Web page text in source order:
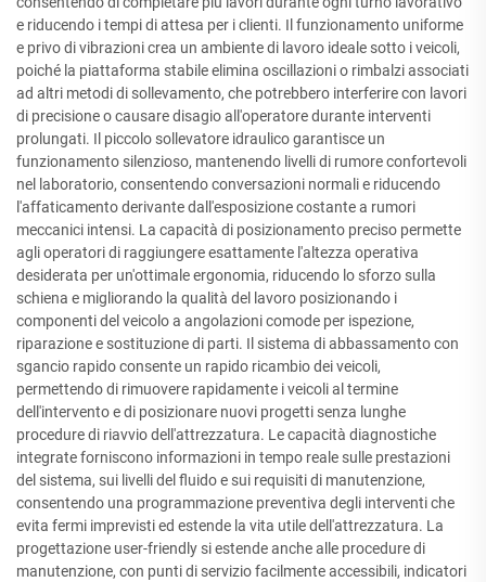
e riducendo i tempi di attesa per i clienti. Il funzionamento uniforme
e privo di vibrazioni crea un ambiente di lavoro ideale sotto i veicoli,
poiché la piattaforma stabile elimina oscillazioni o rimbalzi associati
ad altri metodi di sollevamento, che potrebbero interferire con lavori
di precisione o causare disagio all'operatore durante interventi
prolungati. Il piccolo sollevatore idraulico garantisce un
funzionamento silenzioso, mantenendo livelli di rumore confortevoli
nel laboratorio, consentendo conversazioni normali e riducendo
l'affaticamento derivante dall'esposizione costante a rumori
meccanici intensi. La capacità di posizionamento preciso permette
agli operatori di raggiungere esattamente l'altezza operativa
desiderata per un'ottimale ergonomia, riducendo lo sforzo sulla
schiena e migliorando la qualità del lavoro posizionando i
componenti del veicolo a angolazioni comode per ispezione,
riparazione e sostituzione di parti. Il sistema di abbassamento con
sgancio rapido consente un rapido ricambio dei veicoli,
permettendo di rimuovere rapidamente i veicoli al termine
dell'intervento e di posizionare nuovi progetti senza lunghe
procedure di riavvio dell'attrezzatura. Le capacità diagnostiche
integrate forniscono informazioni in tempo reale sulle prestazioni
del sistema, sui livelli del fluido e sui requisiti di manutenzione,
consentendo una programmazione preventiva degli interventi che
evita fermi imprevisti ed estende la vita utile dell'attrezzatura. La
progettazione user-friendly si estende anche alle procedure di
manutenzione, con punti di servizio facilmente accessibili, indicatori